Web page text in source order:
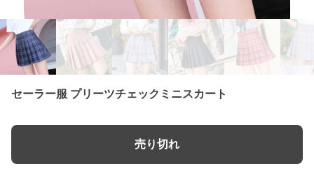
セーラー服 プリーツチェックミニスカート
売り切れ